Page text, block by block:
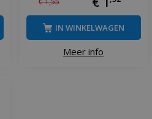
Meer info
IN WINKELWAGEN